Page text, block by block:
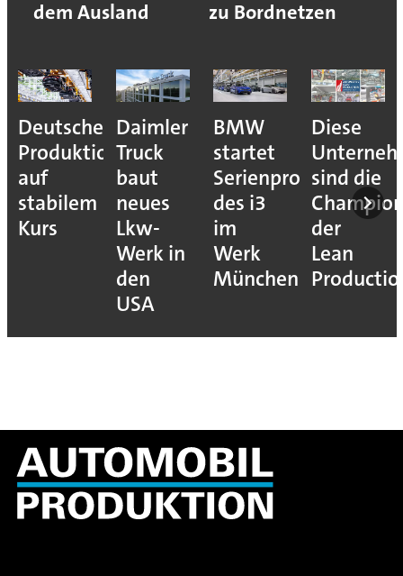
dem Ausland
zu Bordnetzen
Deutsche
Produktion
auf
stabilem
Kurs
Daimler
Truck
baut
neues
Lkw-
Werk in
den
USA
BMW
startet
Serienproduktion
des i3
im
Werk
München
Diese
sind die
der
Lean